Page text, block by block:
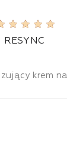
RESYNC
krem